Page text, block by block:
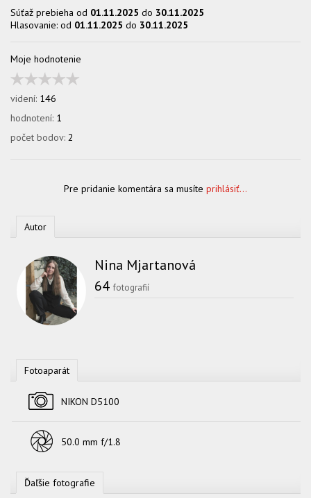
Súťaž prebieha od 01.11.2025 do 30.11.2025
Hlasovanie: od 01.11.2025 do 30.11.2025
Moje hodnotenie
videní: 146
hodnotení: 1
počet bodov: 2
Pre pridanie komentára sa musíte prihlásiť...
Autor
Nina Mjartanová
64 fotografií
Fotoaparát
NIKON D5100
50.0 mm f/1.8
Ďaľšie fotografie